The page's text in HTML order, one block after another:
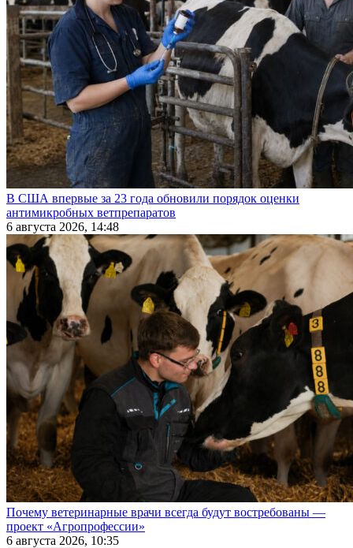
В США впервые за 23 года обновили порядок оценки
антимикробных ветпрепаратов
6 августа 2026, 14:48
Почему ветеринарные врачи всегда будут востребованы —
проект «Агропрофессии»
6 августа 2026, 10:35